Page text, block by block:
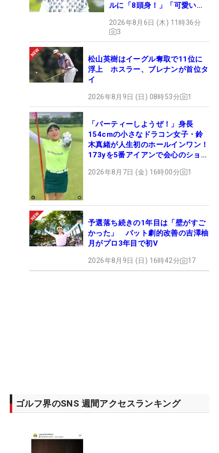
ルに「8頭身！」「可愛いに
2026年8月6日 (木) 11時36分
3
松山英樹はイーグル奪取で11位に
浮上 ホスラー、ブレナンが首位タ
イ
2026年8月9日 (日) 08時53分 1
「パーティーしようぜ！」身長
154cmの小さなドラコン女子・鈴
木真緒が人生初のホールインワン！
173yを5番アイアンで会心のショッ
2026年8月7日 (金) 16時00分 1
予選落ち続きの1年目は「壁がすご
かった」 パット劇的改善の吉澤柚
月がプロ3年目で初V
2026年8月9日 (日) 16時42分 17
ゴルフ界のSNS 週間アクセスランキング